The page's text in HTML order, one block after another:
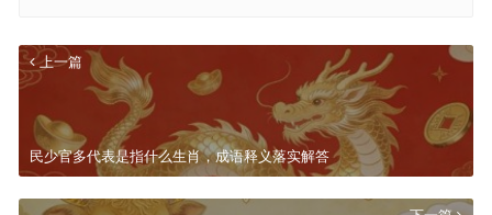
上一篇
民少官多代表是指什么生肖，成语释义落实解答